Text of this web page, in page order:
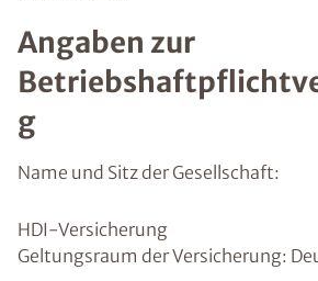
Angaben zur
g
Name und Sitz der Gesellschaft:
HDI-Versicherung
Geltungsraum der Versicherung: